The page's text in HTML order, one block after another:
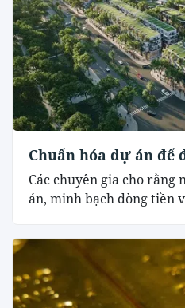
Chuẩn hóa dự án để
Các chuyên gia cho rằng
án, minh bạch dòng tiền